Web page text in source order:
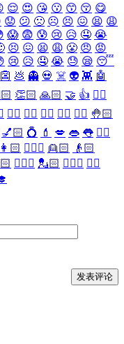
😌 😍 😘 😗 😙 😚 😋
😟 😕 🙁 ☹️ 😣 😖 😫 😩
😱 😨 😰 😢 😥 🤤 😭
😣 😖 😫 😩 😤 😠 😡
😢 😥 🤤 😭 😓 😪 😴
👺 💩 👻 💀 ☠️ 👽 👾 🤖
👏🏻 🙏🏻 🤝 👍 👎🏻
👉🏻 👆🏻 👇🏻 ☝🏻 ✋🏻 🤚🏻
💅🏻 💍 💄 💋 👄 👅 👂🏻
👩🏻 👱🏻‍♀️ 👱🏻
👴🏻
💂🏻‍♀️ 💂🏻 🕵🏻‍♀️ 🕵🏻